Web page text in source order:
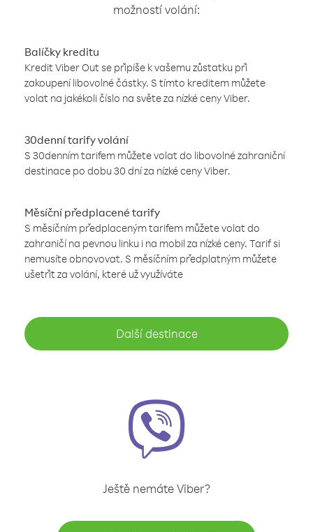
možností volání:
Balíčky kreditu
Kredit Viber Out se připíše k vašemu zůstatku při
zakoupení libovolné částky. S tímto kreditem můžete
volat na jakékoli číslo na světe za nízké ceny Viber.
30denní tarify volání
S 30denním tarifem můžete volat do libovolné zahraniční
destinace po dobu 30 dní za nízké ceny Viber.
Měsíční předplacené tarify
S měsíčním předplaceným tarifem můžete volat do
zahraničí na pevnou linku i na mobil za nízké ceny. Tarif si
nemusíte obnovovat. S měsíčním předplatným můžete
ušetřit za volání, které už využíváte
Další destinace
Ještě nemáte Viber?